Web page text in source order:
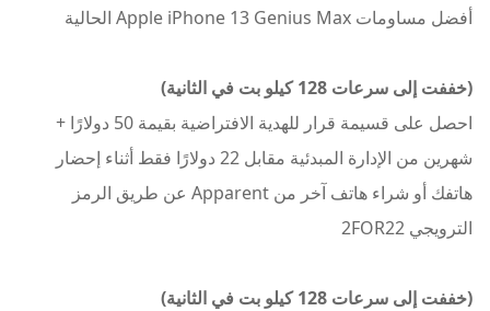
أفضل مساومات Apple iPhone 13 Genius Max الحالية
(خففت إلى سرعات 128 كيلو بت في الثانية)
احصل على قسيمة قرار للهدية الافتراضية بقيمة 50 دولارًا +
شهرين من الإدارة المبدئية مقابل 22 دولارًا فقط أثناء إحضار
هاتفك أو شراء هاتف آخر من Apparent عن طريق الرمز
الترويجي 2FOR22
(خففت إلى سرعات 128 كيلو بت في الثانية)